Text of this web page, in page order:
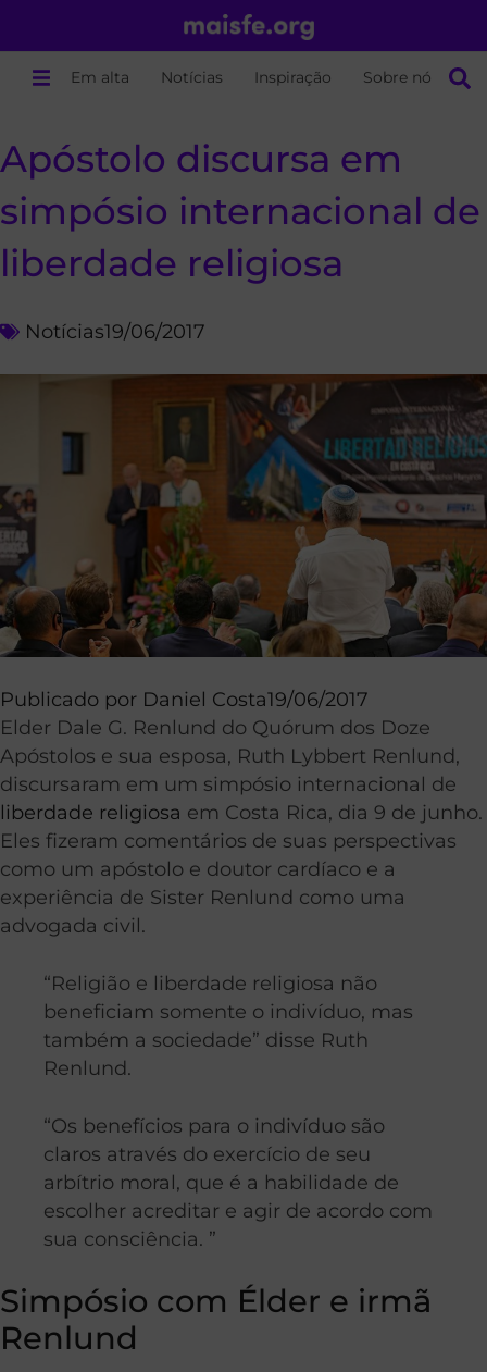
Em alta Notícias Inspiração Sobre nós
Apóstolo discursa em
simpósio internacional de
liberdade religiosa
Notícias19/06/2017
Publicado por Daniel Costa19/06/2017
Elder Dale G. Renlund do Quórum dos Doze
Apóstolos e sua esposa, Ruth Lybbert Renlund,
discursaram em um simpósio internacional de
liberdade religiosa em Costa Rica, dia 9 de junho.
Eles fizeram comentários de suas perspectivas
como um apóstolo e doutor cardíaco e a
experiência de Sister Renlund como uma
advogada civil.
“Religião e liberdade religiosa não
beneficiam somente o indivíduo, mas
também a sociedade” disse Ruth
Renlund.
“Os benefícios para o indivíduo são
claros através do exercício de seu
arbítrio moral, que é a habilidade de
escolher acreditar e agir de acordo com
sua consciência. ”
Simpósio com Élder e irmã
Renlund